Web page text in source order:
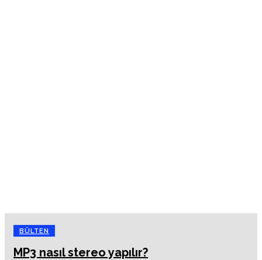
BÜLTEN
MP3 nasıl stereo yapılır?